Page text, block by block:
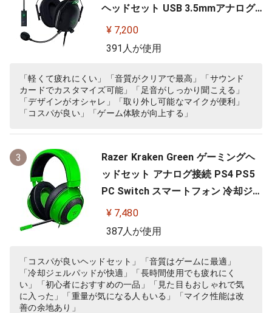
ヘッドセット USB 3.5mmアナログ
THX 7.1ch 立体音響 特許技術採用チ
タンコート50mmドライバー 単一指
高遮音性イヤーカップ 軽量262g PC
PS4 PS5 Nintendo Switch 【日本…
¥ 7,200
391人が使用
「軽くて疲れにくい」「音質がクリアで最高」「サウンド
カードでカスタマイズ可能」「足音がしっかり聞こえる」
「デザインがオシャレ」「取り外し可能なマイクが便利」
「コスパが良い」「ゲーム体験が向上する」
3
Razer Kraken Green ゲーミングヘ
ッドセット アナログ接続 PS4 PS5
PC Switch スマートフォン 冷却ジェ
ルパッド 【日本正規代理店保証品】
RZ04-02830200-R3M
¥ 7,480
387人が使用
「コスパが良いヘッドセット」「音質はゲームに最適」
「冷却ジェルパッドが快適」「長時間使用でも疲れにく
い」「初心者におすすめの一品」「見た目もおしゃれで気
に入った」「重量が気になる人もいる」「マイク性能は改
善の余地あり」